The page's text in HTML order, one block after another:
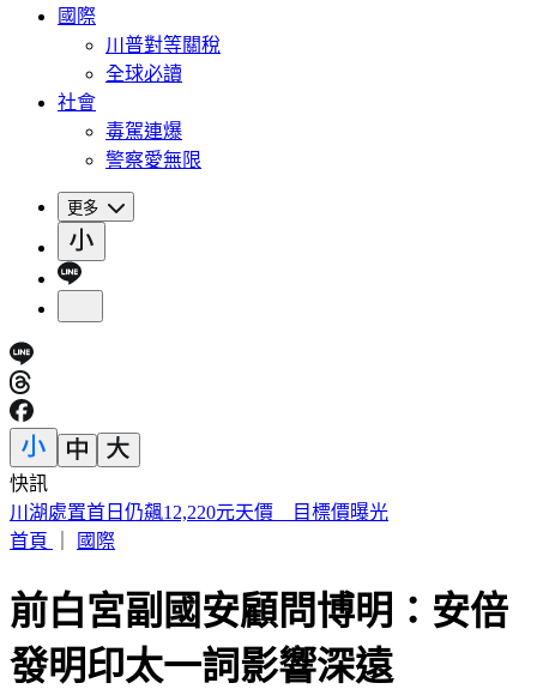
國際
川普對等關稅
全球必讀
社會
毒駕連爆
警察愛無限
更多
快訊
快訊／楊銘威11年婚姻離婚 方志友證實了
首頁
國際
前白宮副國安顧問博明：安倍
發明印太一詞影響深遠